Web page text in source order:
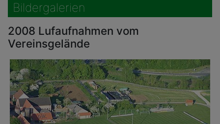
Bildergalerien
2008 Lufaufnahmen vom
Vereinsgelände